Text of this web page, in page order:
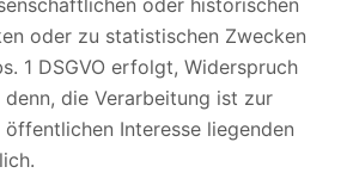
oder historischen
oder zu statistischen Zwecken
1 DSGVO erfolgt, Widerspruch
denn, die Verarbeitung ist zur
Interesse liegenden